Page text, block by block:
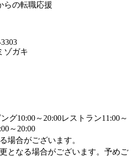
らの転職応援
ガキ
グ10:00～20:00レストラン11:00～
～20:00
場合がございます。
となる場合がございます。予めご